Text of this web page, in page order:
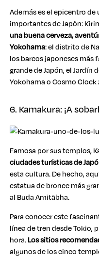
Además es el epicentro de
importantes de Japón:
una buena cerveza,
Yokohama: el distrito de
los barcos japoneses más
grande de Japón, el Jardín
Yokohama o Cosmo Clock
6. Kamakura: ¡A
Famosa por sus templos,
ciudades turísticas de
esta cultura. De hecho,
estatua de bronce más
al Buda Amitābha.
Para conocer este
línea de tren desde Tokio,
hora.Los sitios
algunos de los cinco